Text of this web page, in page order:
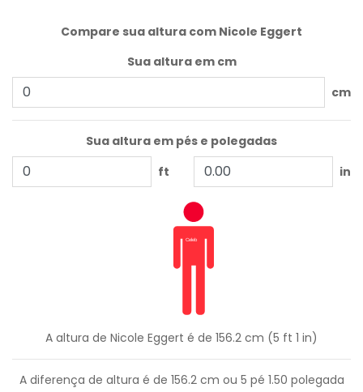
Compare sua altura com Nicole Eggert
Sua altura em cm
cm
Sua altura em pés e polegadas
ft
in
A altura de Nicole Eggert é de 156.2 cm (5 ft 1 in)
A diferença de altura é de 156.2cm ou 5 pé 1.50 polegada